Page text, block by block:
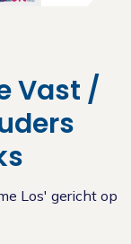
Vast /
Los' gericht op